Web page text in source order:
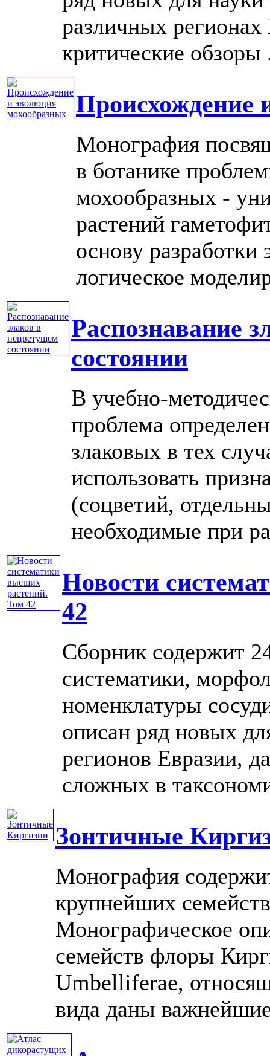
различных
критические обзоры
Происхождение
Монография
в ботанике
мохообразных -
растений
основу
логическое
Распознавание
состоянии
В учебно-
проблема
злаковых в тех
использовать
(соцветий,
необходимые при
Новости
42
Сборник содержит
систематики,
номенклатуры
описан ряд новых
регионов Евразии,
сложных в
Зонтичные
Монография
крупнейших
Монографическое
семейств флоры
Umbelliferae,
вида даны